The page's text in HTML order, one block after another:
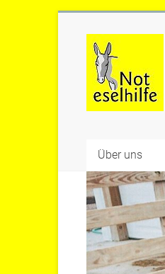
springen
Über uns